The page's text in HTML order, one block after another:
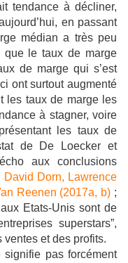
tendance à décliner,
en passant
médian a très peu
que le taux de marge
de marge qui s’est
ont surtout augmenté
les taux de marge les
à stagner, voire
les taux de
de De Loecker et
aux conclusions
David Dorn, Lawrence
Reenen (2017a, b) ;
Etats-Unis sont de
superstars”,
et des profits.
pas forcément